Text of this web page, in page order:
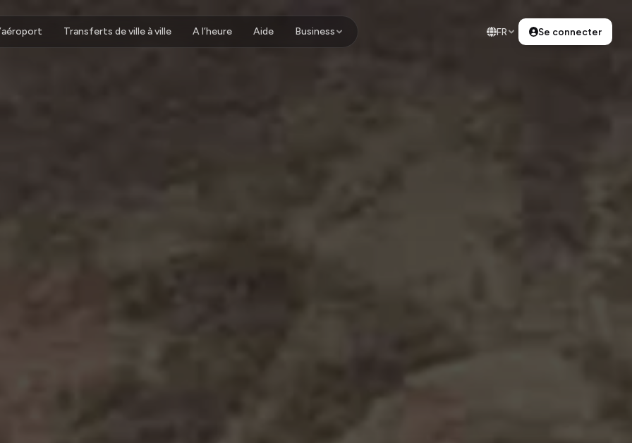
Transferts de ville à ville A l’heure Aide Business FR Se connecter